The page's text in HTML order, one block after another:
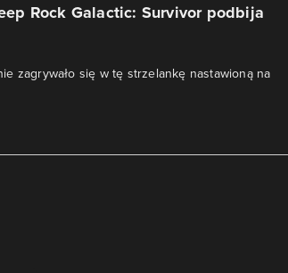
Rock Galactic: Survivor podbija
zagrywało się w tę strzelankę nastawioną na